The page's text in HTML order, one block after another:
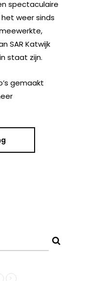
spectaculaire
weer sinds
SAR Katwijk
staat zijn.
gemaakt